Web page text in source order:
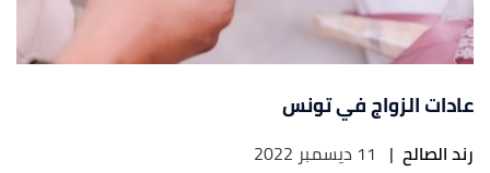
عادات الزواج في تونس
رند الصالح | 11 ديسمبر 2022